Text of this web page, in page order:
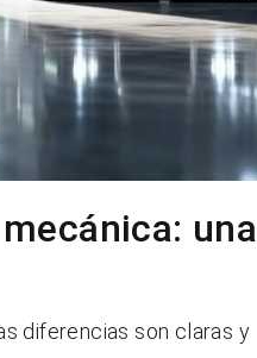
una
diferencias son claras y